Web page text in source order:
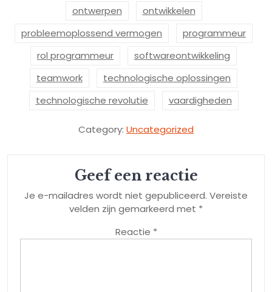
ontwerpen
ontwikkelen
probleemoplossend vermogen
programmeur
rol programmeur
softwareontwikkeling
teamwork
technologische oplossingen
technologische revolutie
vaardigheden
Category: Uncategorized
Geef een reactie
Je e-mailadres wordt niet gepubliceerd. Vereiste
velden zijn gemarkeerd met *
Reactie *